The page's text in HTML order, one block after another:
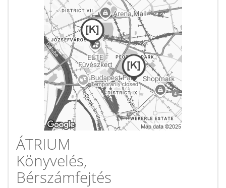
ÁTRIUM
Könyvelés,
Bérszámfejtés